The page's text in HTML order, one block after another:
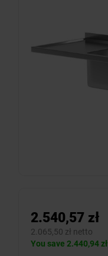
2.540,57 zł
2.065,50 zł netto
You save 2.440,94 zł